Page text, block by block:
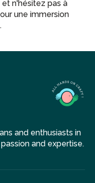
n'hésitez pas à
une immersion
and enthusiasts in
and expertise.